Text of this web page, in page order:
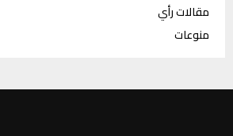
مقالات رأي
منوعات